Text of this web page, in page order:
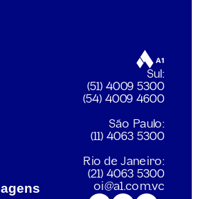
Sul:
(51) 4009 5300
(54) 4009 4600
São Paulo:
(11) 4063 5300
Rio de Janeiro:
(21) 4063 5300
oi@a1.com.vc